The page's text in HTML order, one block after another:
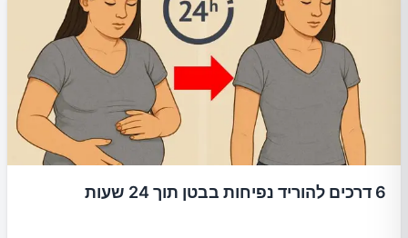
6 דרכים להוריד נפיחות בבטן תוך 24 שעות